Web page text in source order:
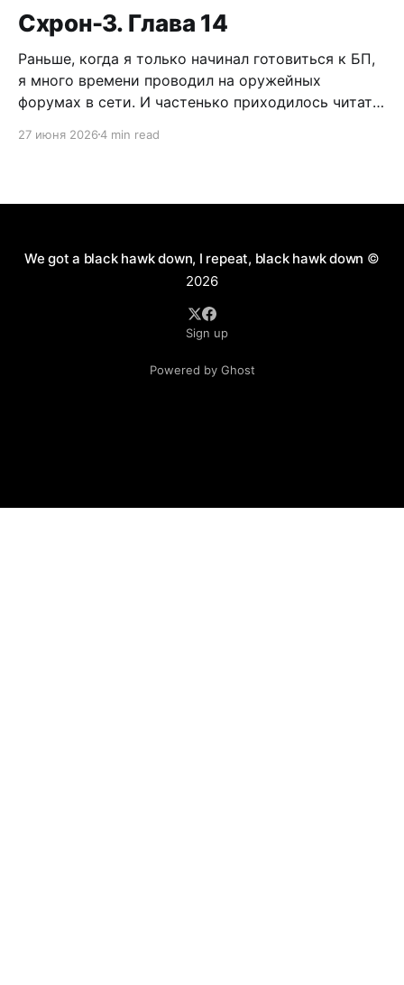
Схрон-3. Глава 14
Раньше, когда я только начинал готовиться к БП,
я много времени проводил на оружейных
форумах в сети. И частенько приходилось читать
короткоствола и нужно ли это в России. Как
поводу разрешения пистолетов
27 июня 20264 min read
We got a black hawk down, I repeat, black hawk down ©
2026
Sign up
Powered by Ghost